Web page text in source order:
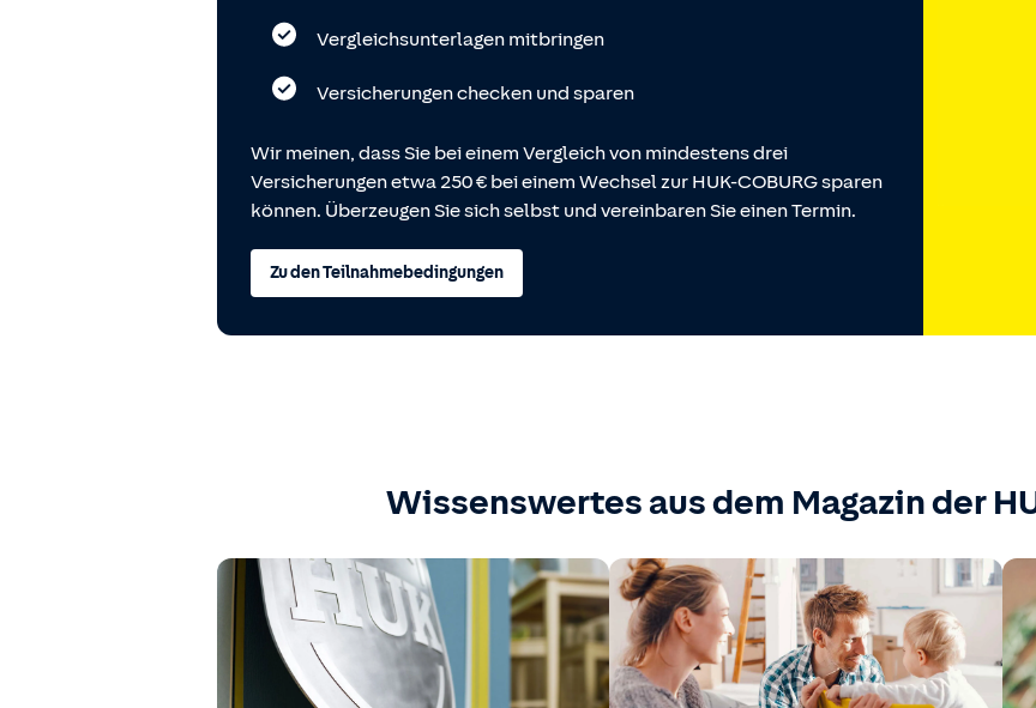
Vergleichsunterlagen mitbringen
Versicherungen checken und sparen
Wir meinen, dass Sie bei einem Vergleich von mindestens drei
Versicherungen etwa 250 € bei einem Wechsel zur HUK-COBURG sparen
können. Überzeugen Sie sich selbst und vereinbaren Sie einen Termin.
Zu den Teilnahmebedingungen
Wissenswertes aus dem Magazin der